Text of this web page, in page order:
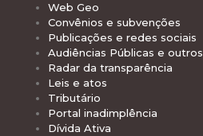
Web Geo
Convênios e subvenções
Publicações e redes sociais
Audiências Públicas e outros
Radar da transparência
Leis e atos
Tributário
Portal inadimplência
Dívida Ativa